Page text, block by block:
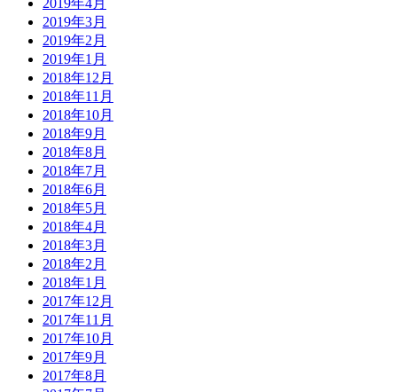
2019年3月
2019年2月
2019年1月
2018年12月
2018年11月
2018年10月
2018年9月
2018年8月
2018年7月
2018年6月
2018年5月
2018年4月
2018年3月
2018年2月
2018年1月
2017年12月
2017年11月
2017年10月
2017年9月
2017年8月